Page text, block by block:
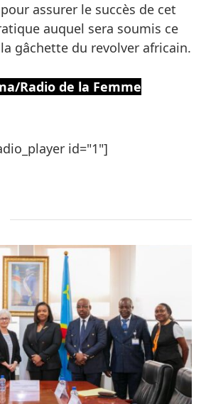
assurer le succès de cet
auquel sera soumis ce
gâchette du revolver africain.
Radio de la Femme
id="1"]